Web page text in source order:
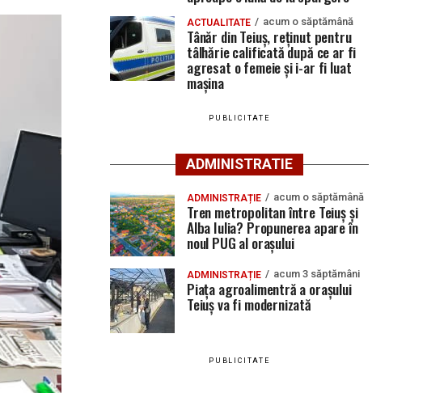
ACTUALITATE acum o săptămână
Tânăr din Teiuș, reținut pentru
tâlhărie calificată după ce ar fi
agresat o femeie și i-ar fi luat
mașina
PUBLICITATE
ADMINISTRATIE
ADMINISTRAȚIE acum o săptămână
Tren metropolitan între Teiuș și
Alba Iulia? Propunerea apare în
noul PUG al orașului
ADMINISTRAȚIE acum 3 săptămâni
Piața agroalimentră a orașului
Teiuș va fi modernizată
PUBLICITATE